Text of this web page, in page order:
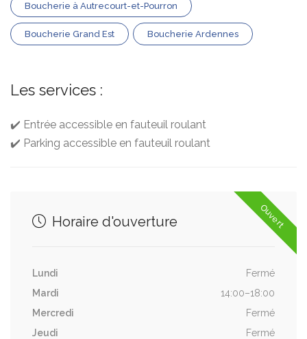
Boucherie à Autrecourt-et-Pourron
Boucherie Grand Est Boucherie Ardennes
Les services :
✔️ Entrée accessible en fauteuil roulant
✔️ Parking accessible en fauteuil roulant
Ouvert
Horaire d'ouverture
Lundi
Fermé
Mardi
14:00–18:00
Mercredi
Fermé
Jeudi
Fermé